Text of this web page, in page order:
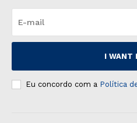
I WANT
Eu concordo com a Política